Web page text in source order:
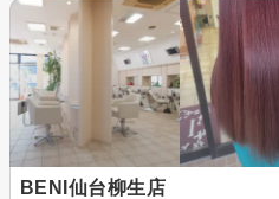
BENI仙台柳生店